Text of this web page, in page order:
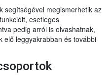
segítségével megismerhetik az
esetleges
pedig arról is olvashatnak,
elő leggyakrabban és további